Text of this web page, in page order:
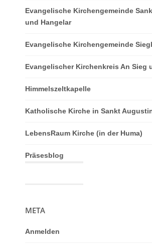
Evangelische Kirchengemeinde
und Hangelar
Evangelische Kirchengemeinde
Evangelischer Kirchenkreis An Sieg
Himmelszeltkapelle
Katholische Kirche in Sankt
LebensRaum Kirche (in der Huma)
Präsesblog
META
Anmelden